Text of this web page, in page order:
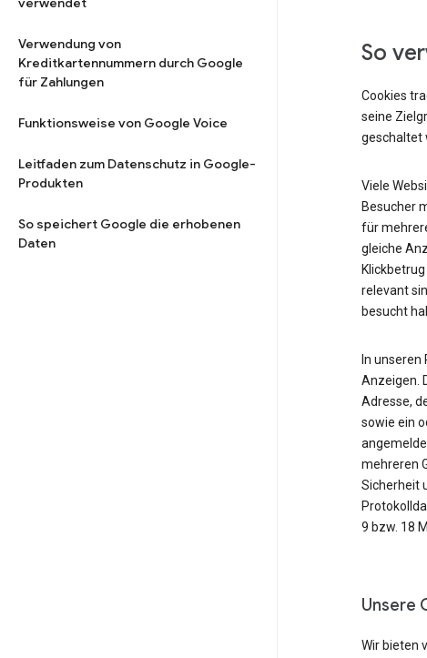
Verwendung von
Kreditkartennummern durch Google
für Zahlungen
Funktionsweise von Google Voice
Leitfaden zum Datenschutz in Google-
Produkten
So speichert Google die erhobenen
Daten
So
Cookies
seine
geschaltet
Viele
Besucher
für
gleiche
relevant
besucht
In
Anzeigen.
Adresse,
sowie ein
mehreren
Sicherheit
9 bzw. 18
Unsere
Wir bieten